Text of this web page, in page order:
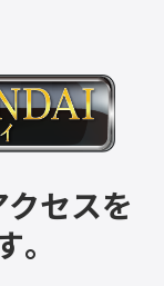
セスを